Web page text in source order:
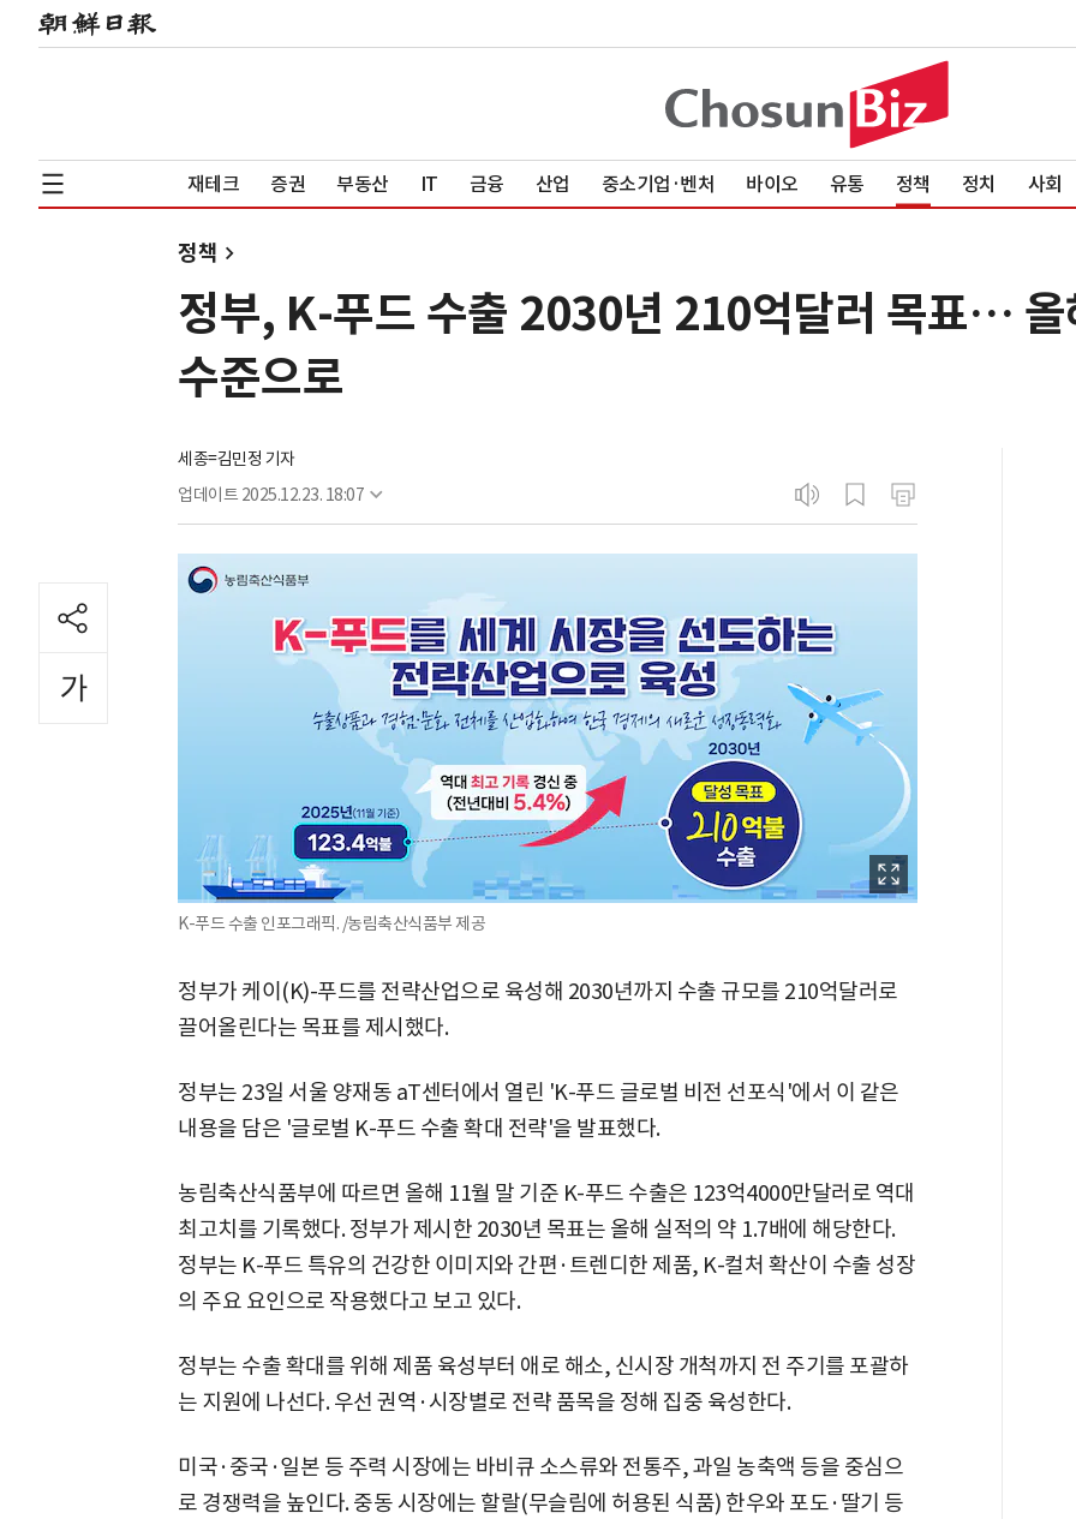
재테크 증권 부동산 IT 금융 산업 중소기업·벤처 바이오 유통 정책 정치 사회
정책
정부, K-푸드 수출 2030년 210억달러 목표…
수준으로
세종=김민정 기자
업데이트 2025.12.23. 18:07
K-푸드 수출 인포그래픽. /농림축산식품부 제공
정부가 케이(K)-푸드를 전략산업으로 육성해 2030년까지 수출 규모를 210억달러로
끌어올린다는 목표를 제시했다.
정부는 23일 서울 양재동 aT센터에서 열린 'K-푸드 글로벌 비전 선포식'에서 이 같은
내용을 담은 '글로벌 K-푸드 수출 확대 전략'을 발표했다.
농림축산식품부에 따르면 올해 11월 말 기준 K-푸드 수출은 123억4000만달러로 역대
최고치를 기록했다. 정부가 제시한 2030년 목표는 올해 실적의 약 1.7배에 해당한다.
정부는 K-푸드 특유의 건강한 이미지와 간편·트렌디한 제품, K-컬처 확산이 수출 성장
의 주요 요인으로 작용했다고 보고 있다.
정부는 수출 확대를 위해 제품 육성부터 애로 해소, 신시장 개척까지 전 주기를 포괄하
는 지원에 나선다. 우선 권역·시장별로 전략 품목을 정해 집중 육성한다.
미국·중국·일본 등 주력 시장에는 바비큐 소스류와 전통주, 과일 농축액 등을 중심으
로 경쟁력을 높인다. 중동 시장에는 할랄(무슬림에 허용된 식품) 한우와 포도·딸기 등